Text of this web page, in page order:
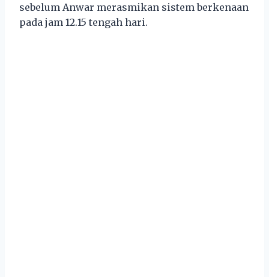
sebelum Anwar merasmikan sistem berkenaan
pada jam 12.15 tengah hari.